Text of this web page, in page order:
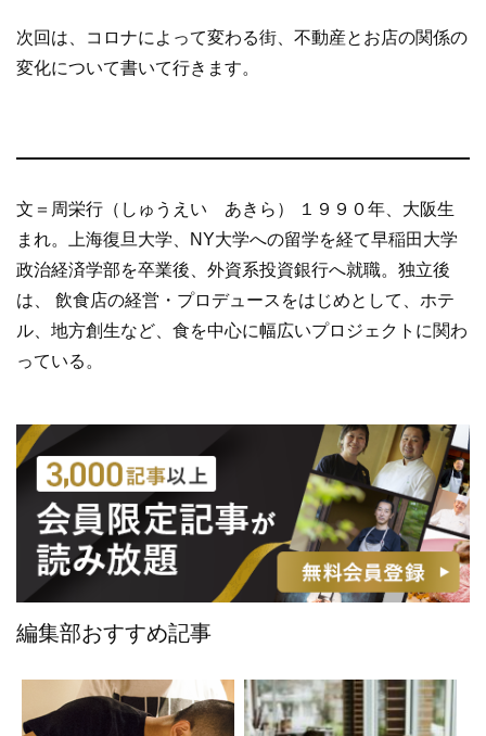
次回は、コロナによって変わる街、不動産とお店の関係の
変化について書いて行きます。
文＝周栄行（しゅうえい あきら） １９９０年、大阪生
まれ。上海復旦大学、NY大学への留学を経て早稲田大学
政治経済学部を卒業後、外資系投資銀行へ就職。独立後
は、 飲食店の経営・プロデュースをはじめとして、ホテ
ル、地方創生など、食を中心に幅広いプロジェクトに関わ
っている。
編集部おすすめ記事